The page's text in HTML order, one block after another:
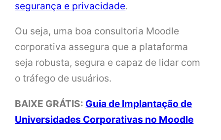
segurança e privacidade.
Ou seja, uma boa consultoria Moodle
corporativa assegura que a plataforma
seja robusta, segura e capaz de lidar com
o tráfego de usuários.
BAIXE GRÁTIS: Guia de Implantação de
Universidades Corporativas no Moodle